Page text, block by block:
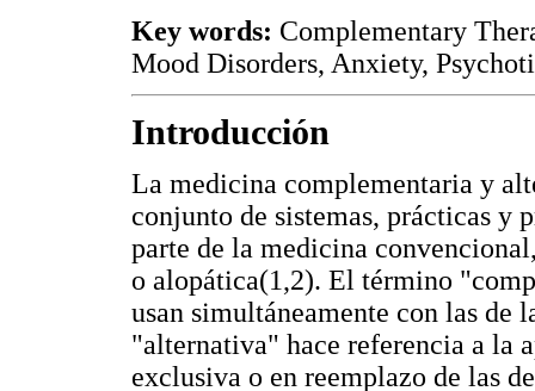
Key words: Complementary
Mood Disorders, Anxiety,
Introducción
La medicina complementaria y
conjunto de sistemas, prácticas y
parte de la medicina
o alopática(1,2). El término
usan simultáneamente con las de
"alternativa" hace referencia a la
exclusiva o en reemplazo de las